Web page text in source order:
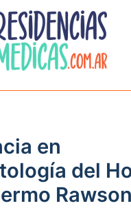
en
del
Rawson